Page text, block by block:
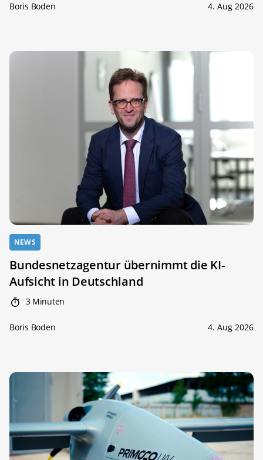
Boris Boden 4. Aug 2026
NEWS
Bundesnetzagentur übernimmt die KI-
Aufsicht in Deutschland
3 Minuten
Boris Boden 4. Aug 2026